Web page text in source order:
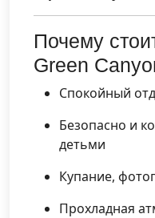
Почему
Green
Спокойный
Безопасно и
детьми
Купание,
Прохладная